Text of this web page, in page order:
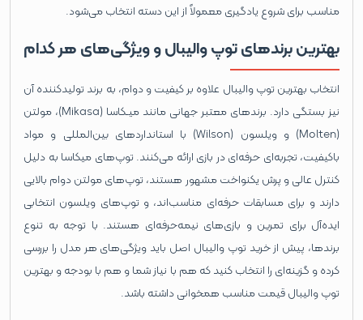
مناسب برای شروع یادگیری معمولاً از این دسته انتخاب می‌شود.
بهترین برندهای توپ والیبال و ویژگی‌های هر کدام
انتخاب بهترین توپ والیبال علاوه بر کیفیت و دوام، به برند تولیدکننده آن
نیز بستگی دارد. برندهای معتبر جهانی مانند میـکاسا (Mikasa)، مولتن
(Molten) و ویلسون (Wilson) با استانداردهای بین‌المللی و مواد
باکیفیت، تجربه‌ای حرفه‌ای در بازی ارائه می‌کنند. توپ‌های میکاسا به دلیل
کنترل عالی و پرش یکنواخت مشهور هستند، توپ‌های مولتن دوام بالایی
دارند و برای مسابقات حرفه‌ای مناسب‌اند، و توپ‌های ویلسون انتخابی
ایده‌آل برای تمرین و بازی‌های نیمه‌حرفه‌ای هستند. با توجه به تنوع
برندها، پیش از خرید توپ والیبال اصل باید ویژگی‌های هر مدل را بررسی
کرده و گزینه‌ای را انتخاب کنید که هم با نیاز شما و هم با بودجه و بهترین
توپ والیبال قیمت مناسب همخوانی داشته باشد.